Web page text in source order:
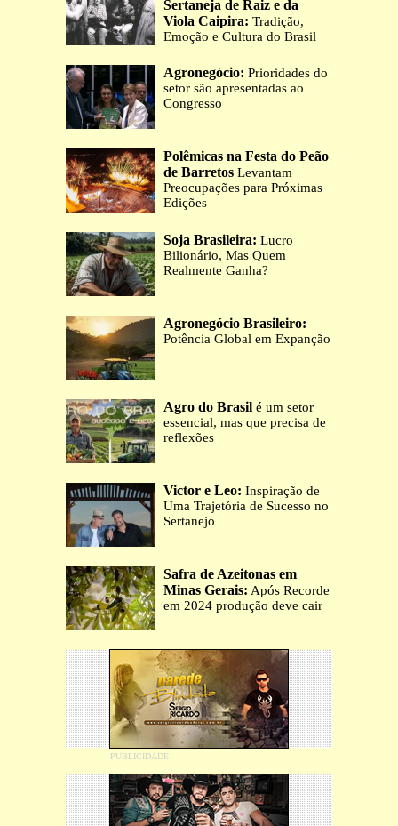
Sertaneja de Raiz e da
Viola Caipira: Tradição,
Emoção e Cultura do Brasil
Agronegócio: Prioridades do
setor são apresentadas ao
Congresso
Polêmicas na Festa do Peão
de Barretos Levantam
Preocupações para Próximas
Edições
Soja Brasileira: Lucro
Bilionário, Mas Quem
Realmente Ganha?
Agronegócio Brasileiro:
Potência Global em Expanção
Agro do Brasil é um setor
essencial, mas que precisa de
reflexões
Victor e Leo: Inspiração de
Uma Trajetória de Sucesso no
Sertanejo
Safra de Azeitonas em
Minas Gerais: Após Recorde
em 2024 produção deve cair